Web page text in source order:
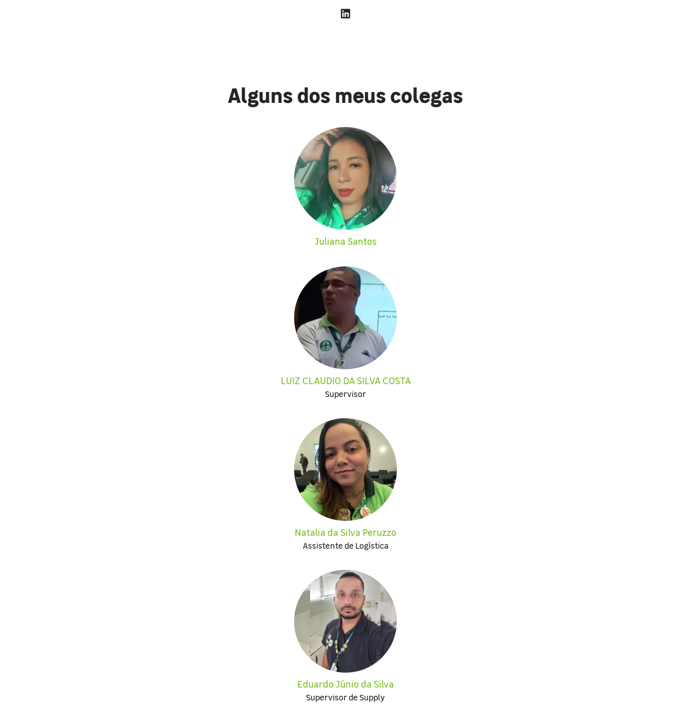
Alguns dos meus colegas
Juliana Santos
LUIZ CLAUDIO DA SILVA COSTA
Supervisor
Natalia da Silva Peruzzo
Assistente de Logística
Eduardo Júnio da Silva
Supervisor de Supply